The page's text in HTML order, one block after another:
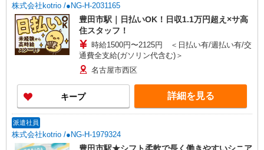
株式会社kotrio /●NG-H-2031165
豊田市駅｜日払いOK！日収1.1万円超え×サ高
住スタッフ！
時給1500円〜2125円 ＜日払い有/週払い有/交
通費全支給(ガソリン代含む)＞
名古屋市西区
キープ 詳細を見る
派遣社員
株式会社kotrio /●NG-H-1979324